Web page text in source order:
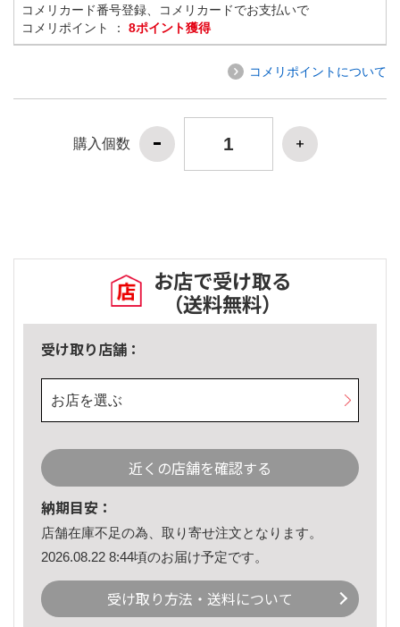
コメリカード番号登録、コメリカードでお支払いで
コメリポイント ： 8ポイント獲得
コメリポイントについて
購入個数
お店で受け取る
（送料無料）
受け取り店舗：
お店を選ぶ
近くの店舗を確認する
納期目安：
店舗在庫不足の為、取り寄せ注文となります。
2026.08.22 8:44頃のお届け予定です。
受け取り方法・送料について